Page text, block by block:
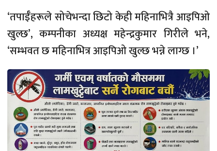
‘तपाईँहरूले सोचेभन्दा छिटो केही महिनाभित्रै आइपिओ
खुल्छ’, कम्पनीका अध्यक्ष महेन्द्रकुमार गिरीले भने,
‘सम्भवत छ महिनाभित्र आइपिओ खुल्छ भन्ने लाग्छ ।’